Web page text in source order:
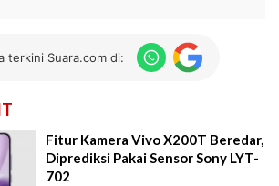
terkini Suara.com di:
Fitur Kamera Vivo X200T Beredar,
Diprediksi Pakai Sensor Sony LYT-
702